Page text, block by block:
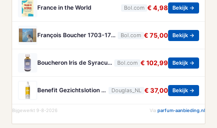
France in the World Bol.com € 4,98 Bekijk →
François Boucher 1703-1770 - Brandt, Christa Bol.com € 75,00 Bekijk →
Boucheron Iris de Syracuse - 125 ml - eau de parfum spray - damesparfum Bol.com € 102,99 Bekijk →
Benefit Gezichtslotion The POREfessional Gezichtstoner Unisex 133ml Douglas_NL € 37,00 Bekijk →
Bijgewerkt 9-8-2026 Via parfum-aanbieding.nl